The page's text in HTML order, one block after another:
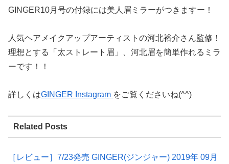
GINGER10月号の付録には美人眉ミラーがつきますー！
人気ヘアメイクアップアーティストの河北裕介さん監修！
理想とする「太ストレート眉」、河北眉を簡単作れるミラ
ーです！！
詳しくはGINGER Instagram をご覧くださいね(^^)
Related Posts
［レビュー］7/23発売 GINGER(ジンジャー) 2019年 09月